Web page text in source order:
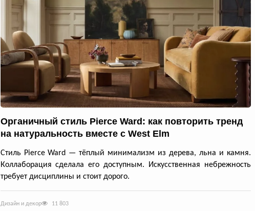
Органичный стиль Pierce Ward: как повторить тренд
на натуральность вместе с West Elm
Стиль Pierce Ward — тёплый минимализм из дерева, льна и камня.
Коллаборация сделала его доступным. Искусственная небрежность
требует дисциплины и стоит дорого.
Дизайн и декор 11 803